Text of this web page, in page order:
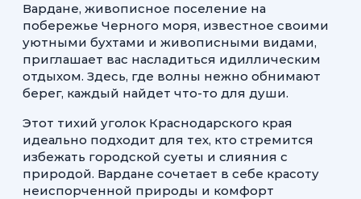
Вардане, живописное поселение на
побережье Черного моря, известное своими
уютными бухтами и живописными видами,
приглашает вас насладиться идиллическим
отдыхом. Здесь, где волны нежно обнимают
берег, каждый найдет что-то для души.
Этот тихий уголок Краснодарского края
идеально подходит для тех, кто стремится
избежать городской суеты и слияния с
природой. Вардане сочетает в себе красоту
неиспорченной природы и комфорт